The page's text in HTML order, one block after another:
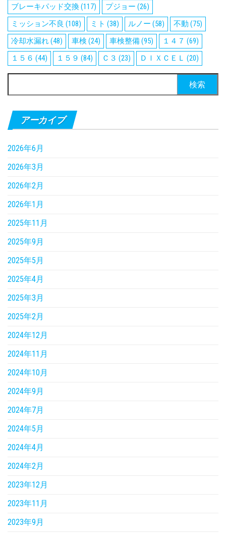
ブレーキパッド交換(117) プジョー (26)
ミッション不良 (108) ミト (38) ルノー (58) 不動 (75)
冷却水漏れ(48) 車検 (24) 車検整備(95) １４７ (69)
１５６ (44) １５９ (84) Ｃ３ (23) ＤＩＸＣＥＬ (20)
索:
アーカイブ
2026年6月
2026年3月
2026年2月
2026年1月
2025年11月
2025年9月
2025年5月
2025年4月
2025年3月
2025年2月
2024年12月
2024年11月
2024年10月
2024年9月
2024年7月
2024年5月
2024年4月
2024年2月
2023年12月
2023年11月
2023年9月